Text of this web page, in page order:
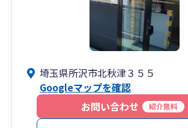
埼玉県所沢市北秋津３５５
Googleマップを確認
お問い合わせ
紹介無料